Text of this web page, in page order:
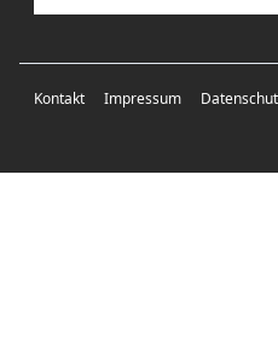
Kontakt Impressum